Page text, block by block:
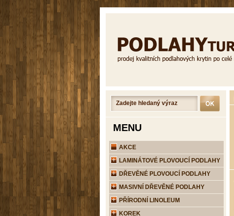
MENU
AKCE
LAMINÁTOVÉ PLOVOUCÍ PODLAHY
DŘEVĚNÉ PLOVOUCÍ PODLAHY
MASIVNÍ DŘEVĚNÉ PODLAHY
PŘÍRODNÍ LINOLEUM
KOREK